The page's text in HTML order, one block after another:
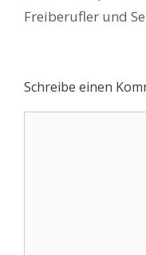
Freiberufler und
Schreibe einen